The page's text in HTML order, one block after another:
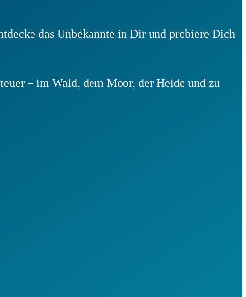
das Unbekannte in Dir und probiere Dich
– im Wald, dem Moor, der Heide und zu